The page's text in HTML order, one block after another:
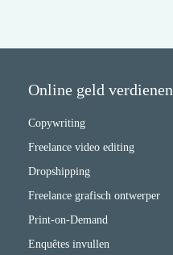
Online geld verdienen
Copywriting
Freelance video editing
Dropshipping
Freelance grafisch ontwerper
Print-on-Demand
Enquêtes invullen